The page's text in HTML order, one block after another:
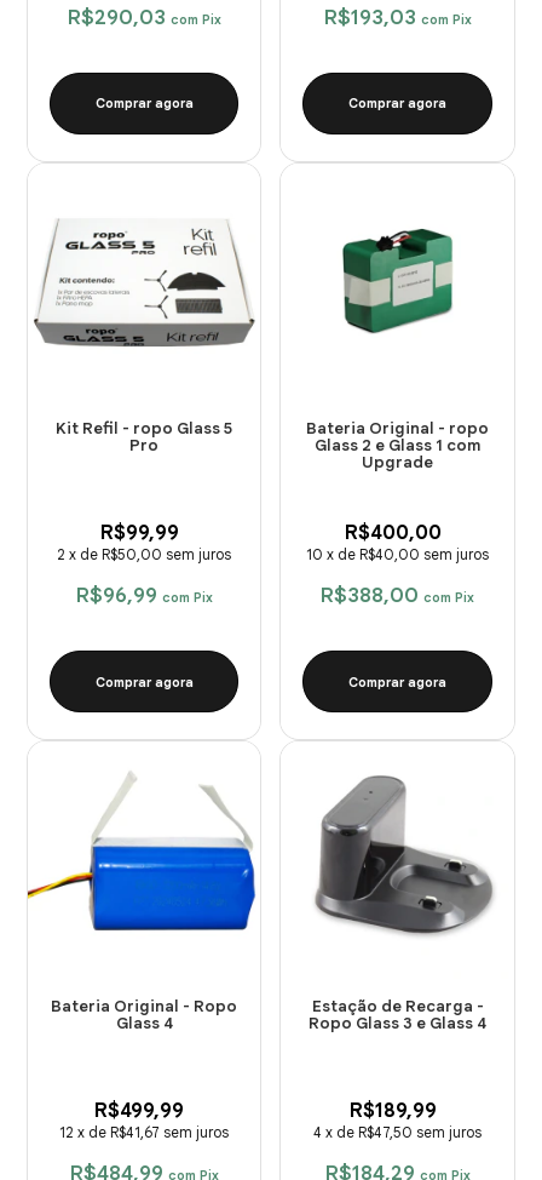
R$290,03 com Pix
Comprar agora
R$193,03 com Pix
Comprar agora
Kit Refil - ropo Glass 5
Pro
R$99,99
R$96,99 com Pix
2 x de R$50,00 sem juros
Comprar agora
Bateria Original - ropo
Glass 2 e Glass 1 com
Upgrade
R$400,00
R$388,00com Pix
10 x de R$40,00 sem juros
Comprar agora
Bateria Original - Ropo
Glass 4
R$499,99
R$484,99 com Pix
12 x de R$41,67 sem juros
Estação de Recarga -
Ropo Glass 3 e Glass 4
R$189,99
R$184,29 com Pix
4 x de R$47,50 sem juros